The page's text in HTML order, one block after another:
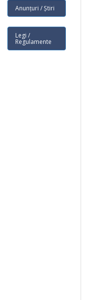
Anunțuri / Știri
Legi /
Regulamente